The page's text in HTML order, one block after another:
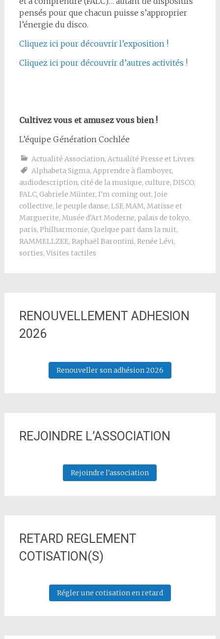
pensés pour que chacun puisse s’approprier
l’énergie du disco.
Cliquez ici pour découvrir l’exposition !
Cliquez ici pour découvrir d’autres activités !
Cultivez vous et amusez vous bien !
L’équipe Génération Cochlée
Actualité Association, Actualité Presse et Livres
Alphabeta Sigma, Apprendre à flamboyer,
audiodescription, cité de la musique, culture, DISCO,
FALC, Gabriele Münter, I’m coming out, Joie
collective, le peuple danse, LSF, MAM, Matisse et
Marguerite, Musée d'Art Moderne, palais de tokyo,
paris, Philharmonie, Quelque part dans la nuit,
RAMMELLZEE, Raphaël Barontini, Renée Lévi,
sorties, Visites tactiles
RENOUVELLEMENT ADHESION
2026
Renouveller son adhésion 2026
REJOINDRE L’ASSOCIATION
Rejoindre l'association
RETARD REGLEMENT
COTISATION(S)
Régler une cotisation en retard